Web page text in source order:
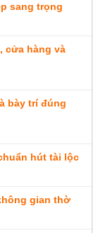
sang trọng
cửa hàng và
bày trí đúng
hút tài lộc
gian thờ